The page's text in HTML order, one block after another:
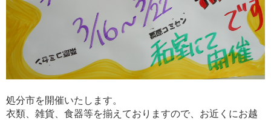
処分市を開催いたします。
衣類、雑貨、食器等を揃えておりますので、お近くにお越